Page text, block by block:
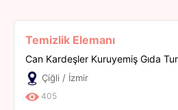
Temizlik Elemanı
Can Kardeşler Kuruyemiş Gıda
Çiğli / İzmir
405